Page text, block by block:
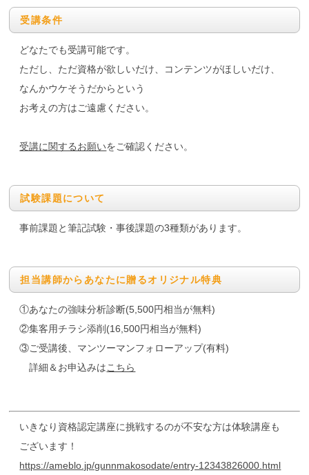
受講条件
どなたでも受講可能です。
ただし、ただ資格が欲しいだけ、コンテンツがほしいだけ、
なんかウケそうだからという
お考えの方はご遠慮ください。
受講に関するお願いをご確認ください。
試験課題について
事前課題と筆記試験・事後課題の3種類があります。
担当講師からあなたに贈るオリジナル特典
①あなたの強味分析診断(5,500円相当が無料)
②集客用チラシ添削(16,500円相当が無料)
③ご受講後、マンツーマンフォローアップ(有料)
詳細＆お申込みはこちら
いきなり資格認定講座に挑戦するのが不安な方は体験講座も
ございます！
https://ameblo.jp/gunnmakosodate/entry-12343826000.html